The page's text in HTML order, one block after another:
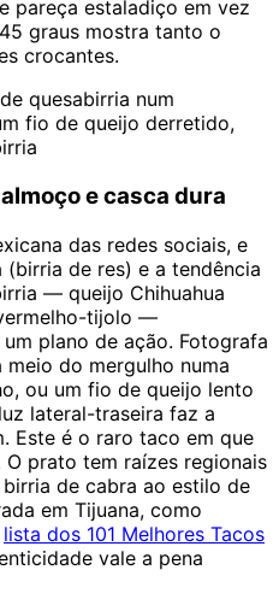
pareça estaladiço em vez
graus mostra tanto o
crocantes.
quesabirria num
fio de queijo derretido,
e casca dura
das redes sociais, e
de res) e a tendência
— queijo Chihuahua
tijolo —
plano de ação. Fotografa
do mergulho numa
ou um fio de queijo lento
lateral-traseira faz a
Este é o raro taco em que
O prato tem raízes regionais
de cabra ao estilo de
em Tijuana, como
lista dos 101 Melhores Tacos
vale a pena